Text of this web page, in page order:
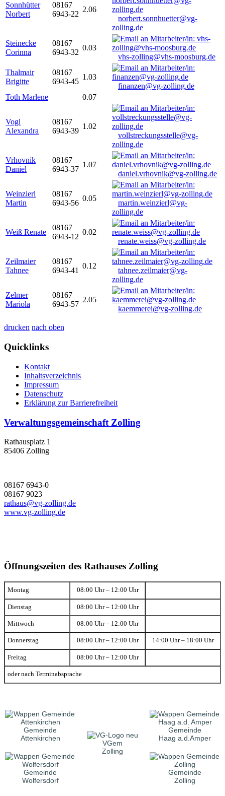
Sonnhütter
Norbert
08167
6943-22
2.06
norbert.sonnhuetter@vg-
zolling.de
Steinecke
Corinna
08167
6943-32
0.03
vhs-zolling@vhs-moosburg.de
Thalmair
Brigitte
08167
6943-45
1.03
finanzen@vg-zolling.de
Toth Marlene
0.07
Vogl
Alexandra
08167
6943-39
1.02
vollstreckungsstelle@vg-
zolling.de
Vrhovnik
Daniel
08167
6943-37
1.07
daniel.vrhovnik@vg-zolling.de
Weinzierl
Martin
08167
6943-56
0.05
martin.weinzierl@vg-
zolling.de
Weiß Renate
08167
6943-12
0.02
renate.weiss@vg-zolling.de
Zeilmaier
Tahnee
08167
6943-41
0.12
tahnee.zeilmaier@vg-
zolling.de
Zelmer
Mariola
08167
6943-57
2.05
kaemmerei@vg-zolling.de
drucken nach oben
Quicklinks
Kontakt
Inhaltsverzeichnis
Impressum
Datenschutz
Erklärung zur Barrierefreiheit
Verwaltungsgemeinschaft Zolling
Rathausplatz 1
85406 Zolling
08167 6943-0
08167 9023
rathaus@vg-zolling.de
www.vg-zolling.de
Öffnungszeiten des Rathauses Zolling
Montag 08:00 Uhr – 12:00 Uhr
Dienstag 08:00 Uhr – 12:00 Uhr
Mittwoch 08:00 Uhr – 12:00 Uhr
Donnerstag 08:00 Uhr – 12:00 Uhr 14:00 Uhr – 18:00 Uhr
Freitag 08:00 Uhr – 12:00 Uhr
oder nach Terminabsprache
Gemeinde
Attenkirchen
VGem
Zolling
Gemeinde
Haag a.d.Amper
Gemeinde
Wolfersdorf
Gemeinde
Zolling